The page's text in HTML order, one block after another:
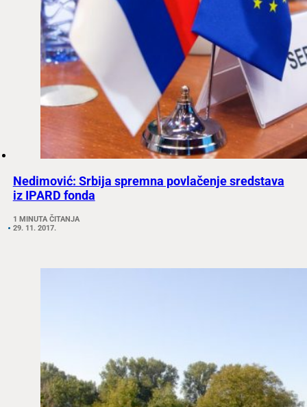
Nedimović: Srbija spremna povlačenje sredstava
iz IPARD fonda
1 MINUTA ČITANJA
29. 11. 2017.